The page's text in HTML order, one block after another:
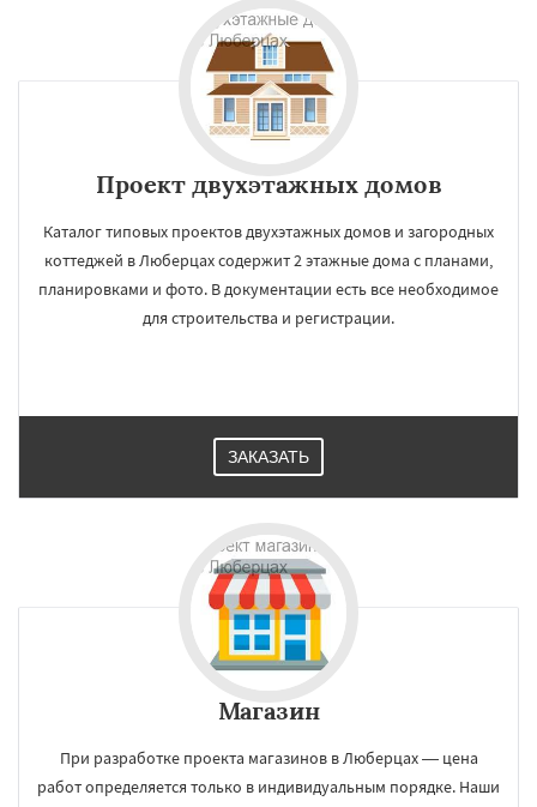
Проект двухэтажных домов
Каталог типовых проектов двухэтажных домов и загородных
коттеджей в Люберцах содержит 2 этажные дома с планами,
планировками и фото. В документации есть все необходимое
для строительства и регистрации.
ЗАКАЗАТЬ
Магазин
При разработке проекта магазинов в Люберцах — цена
работ определяется только в индивидуальным порядке. Наши